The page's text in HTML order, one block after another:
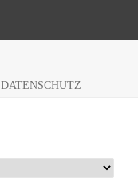
DATENSCHUTZ